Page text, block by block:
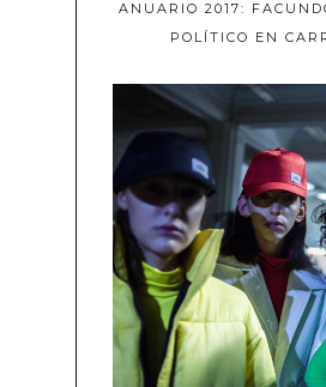
ANUARIO 2017:
POLÍTICO EN